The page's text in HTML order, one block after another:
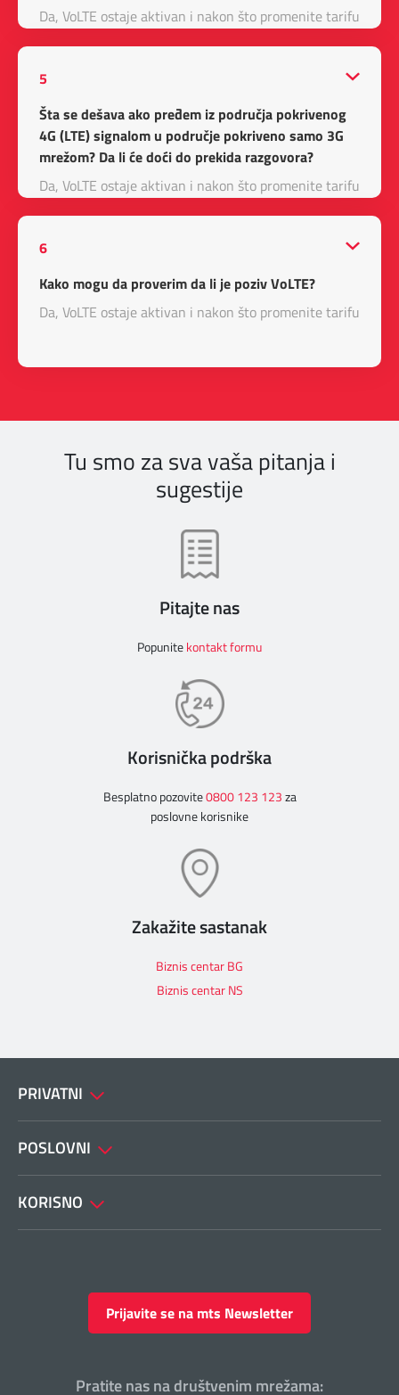
Da, VoLTE ostaje aktivan i nakon što promenite tarifu.
5
Šta se dešava ako pređem iz područja pokrivenog
4G (LTE) signalom u područje pokriveno samo 3G
mrežom? Da li će doći do prekida razgovora?
Da, VoLTE ostaje aktivan i nakon što promenite tarifu.
6
Kako mogu da proverim da li je poziv VoLTE?
Da, VoLTE ostaje aktivan i nakon što promenite tarifu.
Tu smo za sva vaša pitanja i
sugestije
Pitajte nas
Popunitekontakt formu
Korisnička podrška
Besplatno pozovite0800 123 123za
poslovne korisnike
Zakažite sastanak
Biznis centar BG
Biznis centar NS
PRIVATNI
POSLOVNI
KORISNO
Prijavite se na mts Newsletter
Pratite nas na društvenim mrežama: